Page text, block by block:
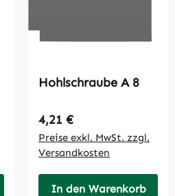
Hohlschraube A 8
Regulärer Preis:
4,21 €
Preise exkl. MwSt. zzgl.
Versandkosten
In den Warenkorb